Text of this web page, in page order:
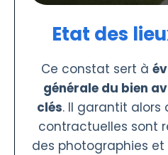
Etat des
Ce constat sert à
générale du bien
clés. Il garantit alors
contractuelles sont
des photographies